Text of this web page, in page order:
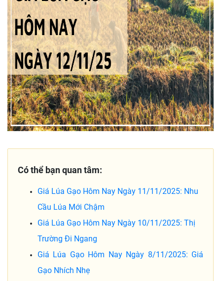
Có thể bạn quan tâm:
Giá Lúa Gạo Hôm Nay Ngày 11/11/2025: Nhu
Cầu Lúa Mới Chậm
Giá Lúa Gạo Hôm Nay Ngày 10/11/2025: Thị
Trường Đi Ngang
Giá Lúa Gạo Hôm Nay Ngày 8/11/2025: Giá
Gạo Nhích Nhẹ